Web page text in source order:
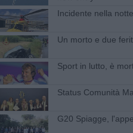
Incidente nella
Un morto e due
Sport in lutto, è
Status Comunità
G20 Spiagge,